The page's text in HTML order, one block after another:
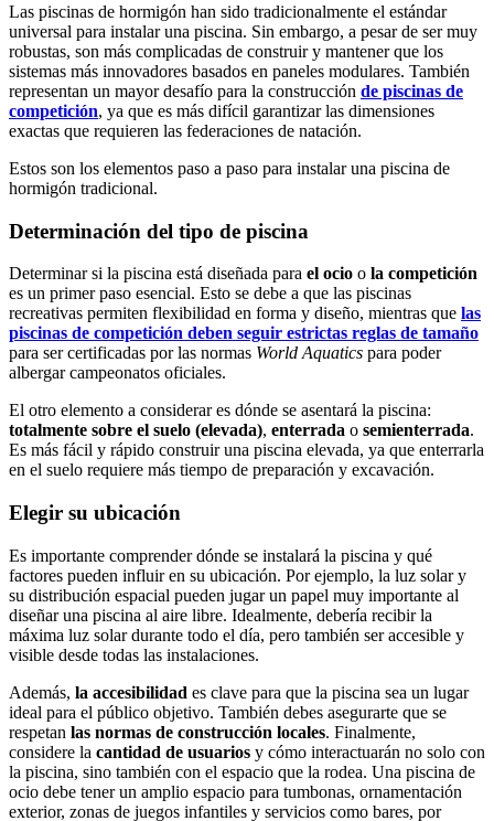
Las piscinas de hormigón han sido tradicionalmente el estándar
universal para instalar una piscina. Sin embargo, a pesar de ser muy
robustas, son más complicadas de construir y mantener que los
sistemas más innovadores basados en paneles modulares. También
representan un mayor desafío para la construcción de piscinas de
competición, ya que es más difícil garantizar las dimensiones
exactas que requieren las federaciones de natación.
Estos son los elementos paso a paso para instalar una piscina de
hormigón tradicional.
Determinación del tipo de piscina
Determinar si la piscina está diseñada para el ocio o la competición
es un primer paso esencial. Esto se debe a que las piscinas
recreativas permiten flexibilidad en forma y diseño, mientras que las
piscinas de competición deben seguir estrictas reglas de tamaño
para ser certificadas por las normas World Aquatics para poder
albergar campeonatos oficiales.
El otro elemento a considerar es dónde se asentará la piscina:
totalmente sobre el suelo (elevada), enterrada o semienterrada.
Es más fácil y rápido construir una piscina elevada, ya que enterrarla
en el suelo requiere más tiempo de preparación y excavación.
Elegir su ubicación
Es importante comprender dónde se instalará la piscina y qué
factores pueden influir en su ubicación. Por ejemplo, la luz solar y
su distribución espacial pueden jugar un papel muy importante al
diseñar una piscina al aire libre. Idealmente, debería recibir la
máxima luz solar durante todo el día, pero también ser accesible y
visible desde todas las instalaciones.
Además, la accesibilidad es clave para que la piscina sea un lugar
ideal para el público objetivo. También debes asegurarte que se
respetan las normas de construcción locales. Finalmente,
considere la cantidad de usuarios y cómo interactuarán no solo con
la piscina, sino también con el espacio que la rodea. Una piscina de
ocio debe tener un amplio espacio para tumbonas, ornamentación
exterior, zonas de juegos infantiles y servicios como bares, por